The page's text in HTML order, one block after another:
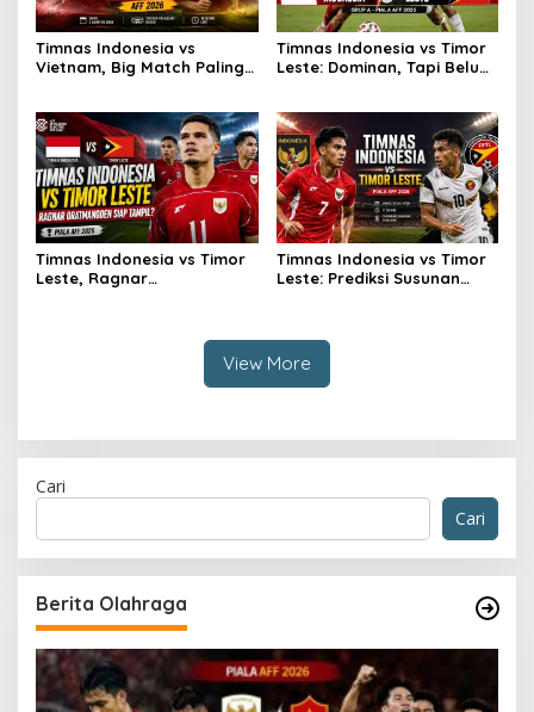
Timnas Indonesia vs
Vietnam, Big Match Paling
Timnas Indonesia vs Timor
Leste: Dominan, Tapi Belum
Timnas Indonesia vs Timor
Leste, Ragnar
Timnas Indonesia vs Timor
Leste: Prediksi Susunan
View More
Cari
Cari
Berita Olahraga